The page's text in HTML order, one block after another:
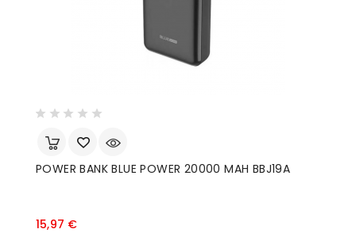
POWER BANK BLUE POWER 20000 MAH BBJ19A
15,97 €Prezzo